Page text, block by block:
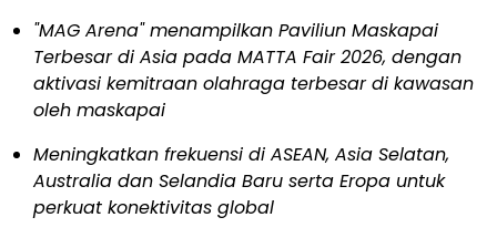
"MAG Arena" menampilkan Paviliun Maskapai
Terbesar di Asia pada MATTA Fair 2026, dengan
aktivasi kemitraan olahraga terbesar di kawasan
oleh maskapai
Meningkatkan frekuensi di ASEAN, Asia Selatan,
Australia dan Selandia Baru serta Eropa untuk
perkuat konektivitas global